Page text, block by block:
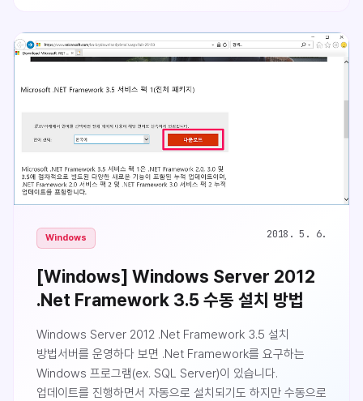
것입니다.두 번째 방법으로는 제어판에 접근합니다. 제어판은
시작버튼 마우스 우클릭을 통해 접근할 수 있습니다.시스템 및
최신 업데이트가 있는지 확인합니다.업데이트 확..
Windows 2018. 5. 6.
[Windows] Windows Server 2012
.Net Framework 3.5 수동 설치 방법
Windows Server 2012 .Net Framework 3.5 설치
방법서버를 운영하다 보면 .Net Framework를 요구하는
Windows 프로그램(ex. SQL Server)이 있습니다.
업데이트를 진행하면서 자동으로 설치되기도 하지만 수동으로